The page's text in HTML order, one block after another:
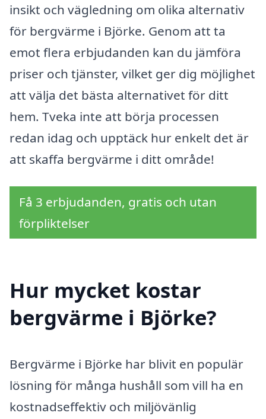
insikt och vägledning om olika alternativ
för bergvärme i Björke. Genom att ta
emot flera erbjudanden kan du jämföra
priser och tjänster, vilket ger dig möjlighet
att välja det bästa alternativet för ditt
hem. Tveka inte att börja processen
redan idag och upptäck hur enkelt det är
att skaffa bergvärme i ditt område!
Få 3 erbjudanden, gratis och utan
förpliktelser
Hur mycket kostar
bergvärme i Björke?
Bergvärme i Björke har blivit en populär
lösning för många hushåll som vill ha en
kostnadseffektiv och miljövänlig